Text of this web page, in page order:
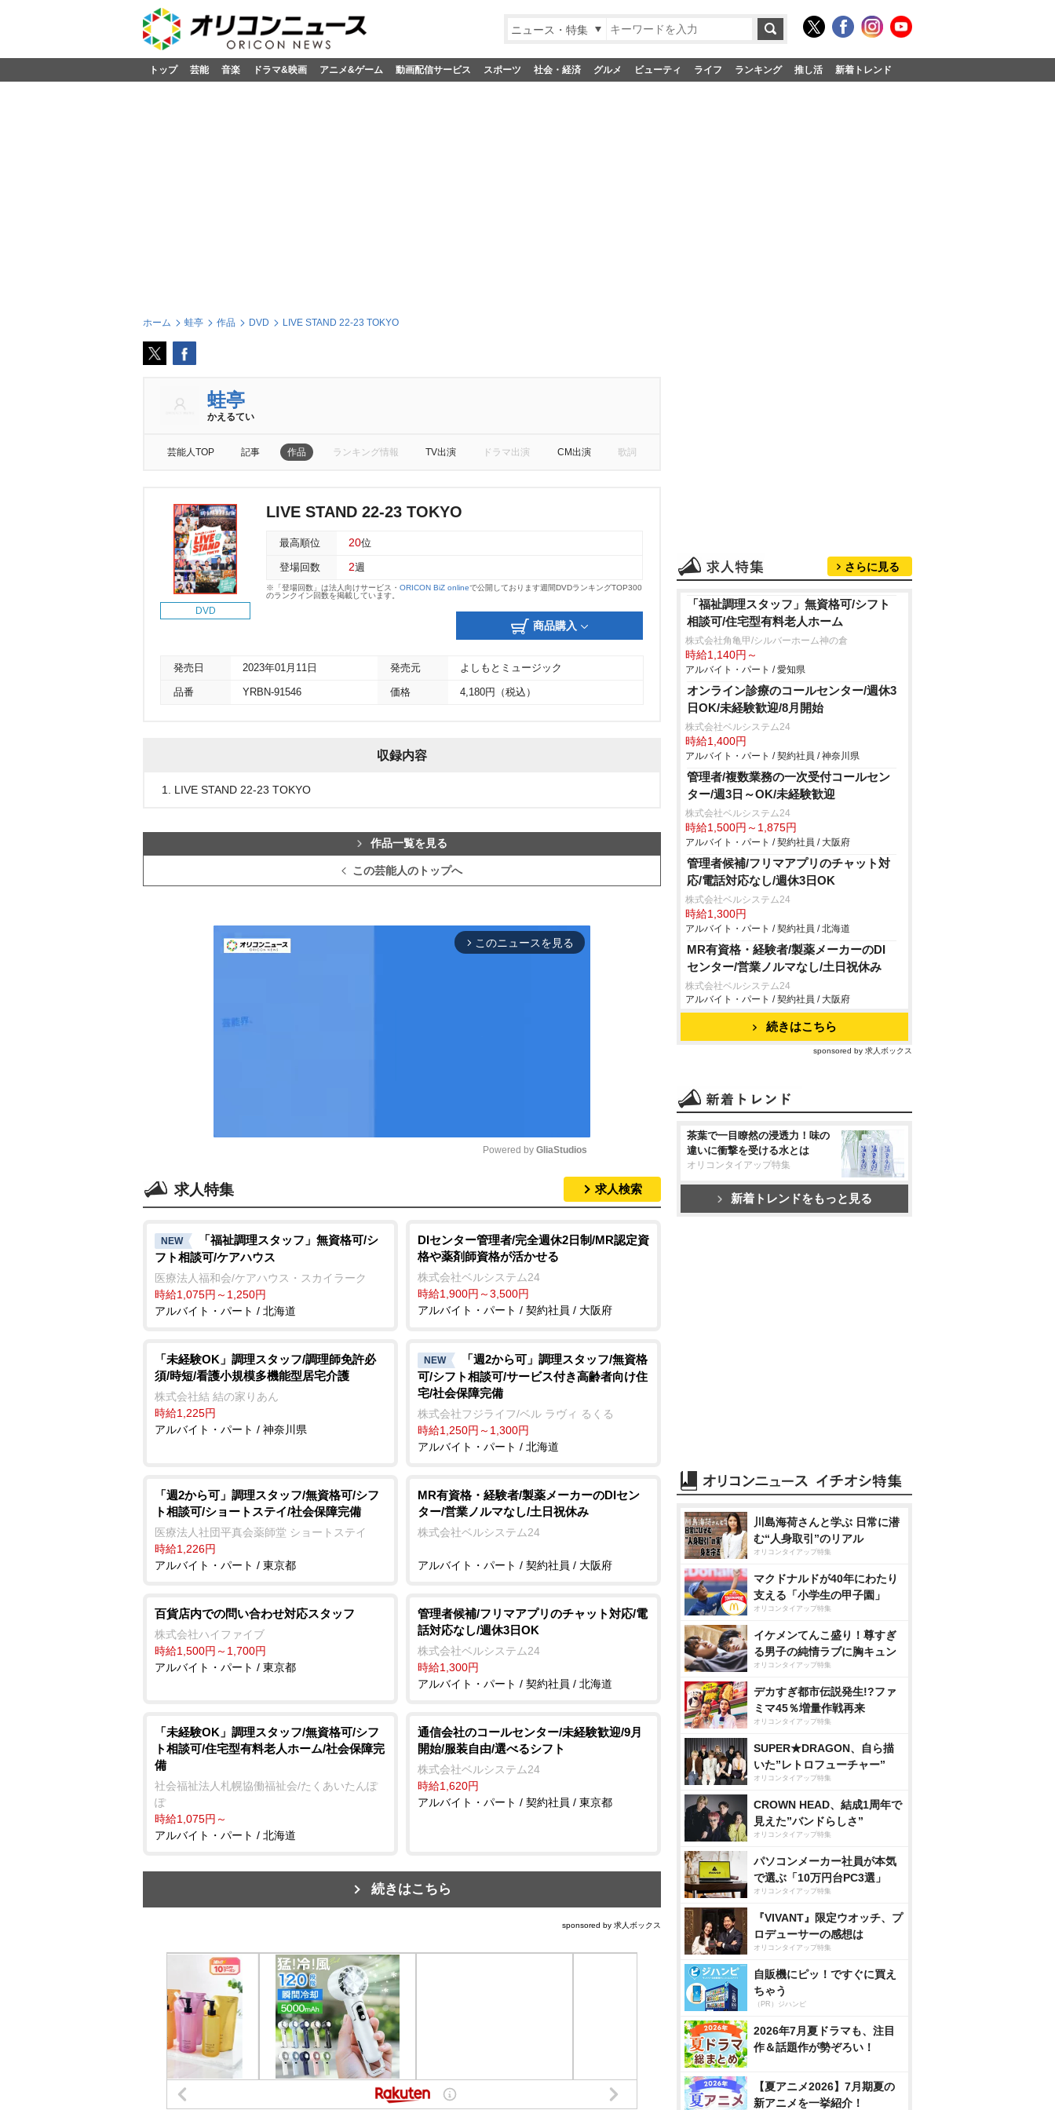
ニュース・特集
トップ 芸能 音楽 ドラマ&映画 アニメ&ゲーム 動画配信サービス スポーツ 社会・経済 グルメ ビューティ ライフ ランキング 推し活 新着トレンド
ホーム 蛙亭 作品 DVD LIVE STAND 22-23 TOKYO
蛙亭
かえるてい
芸能人TOP 記事 作品 ランキング情報 TV出演 ドラマ出演 CM出演 歌詞
DVD
LIVE STAND 22-23 TOKYO
最高順位 20位
登場回数 2週
※「登場回数」は法人向けサービス・ ORICON BiZ onlineで公開しております週間DVDランキングTOP300
のランクイン回数を掲載しています。
商品購入
発売日 2023年01月11日 発売元 よしもとミュージック
品番 YRBN-91546 価格 4,180円（税込）
収録内容
1. LIVE STAND 22-23 TOKYO
作品一覧を見る
この芸能人のトップへ
arrow_forward_ios このニュースを見る
t
e
Powered by GliaStudios
求人特集 求人検索
NEW
「福祉調理スタッフ」無資格可/シ
フト相談可/ケアハウス
医療法人福和会/ケアハウス・スカイラーク
時給1,075円～1,250円
アルバイト・パート / 北海道
DIセンター管理者/完全週休2日制/MR認定資
格や薬剤師資格が活かせる
株式会社ベルシステム24
時給1,900円～3,500円
アルバイト・パート / 契約社員 / 大阪府
「未経験OK」調理スタッフ/調理師免許必
須/時短/看護小規模多機能型居宅介護
株式会社結 結の家りあん
時給1,225円
アルバイト・パート / 神奈川県
NEW
「週2から可」調理スタッフ/無資格
可/シフト相談可/サービス付き高齢者向け住
宅/社会保障完備
株式会社フジライフ/ベル ラヴィ るくる
時給1,250円～1,300円
アルバイト・パート / 北海道
「週2から可」調理スタッフ/無資格可/シフ
ト相談可/ショートステイ/社会保障完備
医療法人社団平真会薬師堂 ショートステイ
時給1,226円
アルバイト・パート / 東京都
MR有資格・経験者/製薬メーカーのDIセン
ター/営業ノルマなし/土日祝休み
株式会社ベルシステム24
アルバイト・パート / 契約社員 / 大阪府
百貨店内での問い合わせ対応スタッフ
株式会社ハイファイブ
時給1,500円～1,700円
アルバイト・パート / 東京都
管理者候補/フリマアプリのチャット対応/電
話対応なし/週休3日OK
株式会社ベルシステム24
時給1,300円
アルバイト・パート / 契約社員 / 北海道
「未経験OK」調理スタッフ/無資格可/シフ
ト相談可/住宅型有料老人ホーム/社会保障完
備
社会福祉法人札幌協働福祉会/たくあいたんぽ
ぽ
時給1,075円～
アルバイト・パート / 北海道
通信会社のコールセンター/未経験歓迎/9月
開始/服装自由/選べるシフト
株式会社ベルシステム24
時給1,620円
アルバイト・パート / 契約社員 / 東京都
続きはこちら
sponsored by 求人ボックス
さらに見る
「福祉調理スタッフ」無資格可/シフト
相談可/住宅型有料老人ホーム
株式会社角亀甲/シルバーホーム神の倉
時給1,140円～
アルバイト・パート / 愛知県
オンライン診療のコールセンター/週休3
日OK/未経験歓迎/8月開始
株式会社ベルシステム24
時給1,400円
アルバイト・パート / 契約社員 / 神奈川県
管理者/複数業務の一次受付コールセン
ター/週3日～OK/未経験歓迎
株式会社ベルシステム24
時給1,500円～1,875円
アルバイト・パート / 契約社員 / 大阪府
管理者候補/フリマアプリのチャット対
応/電話対応なし/週休3日OK
株式会社ベルシステム24
時給1,300円
アルバイト・パート / 契約社員 / 北海道
MR有資格・経験者/製薬メーカーのDI
センター/営業ノルマなし/土日祝休み
株式会社ベルシステム24
アルバイト・パート / 契約社員 / 大阪府
続きはこちら
sponsored by 求人ボックス
茶葉で一目瞭然の浸透力！味の
違いに衝撃を受ける水とは
オリコンタイアップ特集
新着トレンドをもっと見る
川島海荷さんと学ぶ 日常に潜
む“人身取引”のリアル
オリコンタイアップ特集
マクドナルドが40年にわたり
支える「小学生の甲子園」
オリコンタイアップ特集
イケメンてんこ盛り！尊すぎ
る男子の純情ラブに胸キュン
オリコンタイアップ特集
デカすぎ都市伝説発生!?ファ
ミマ45％増量作戦再来
オリコンタイアップ特集
SUPER★DRAGON、自ら描
いた”レトロフューチャー”
オリコンタイアップ特集
CROWN HEAD、結成1周年で
見えた”バンドらしさ”
オリコンタイアップ特集
パソコンメーカー社員が本気
で選ぶ「10万円台PC3選」
オリコンタイアップ特集
『VIVANT』限定ウオッチ、プ
ロデューサーの感想は
オリコンタイアップ特集
自販機にピッ！ですぐに買え
ちゃう
（PR）ジハンピ
2026年7月夏ドラマも、注目
作＆話題作が勢ぞろい！
【夏アニメ2026】7月期夏の
新アニメを一挙紹介！